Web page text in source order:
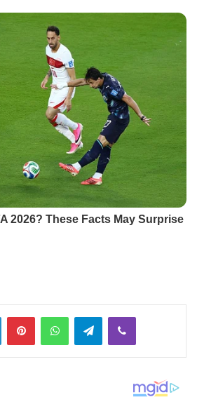
LinkedInPinterestWhatsAppTelegramViber